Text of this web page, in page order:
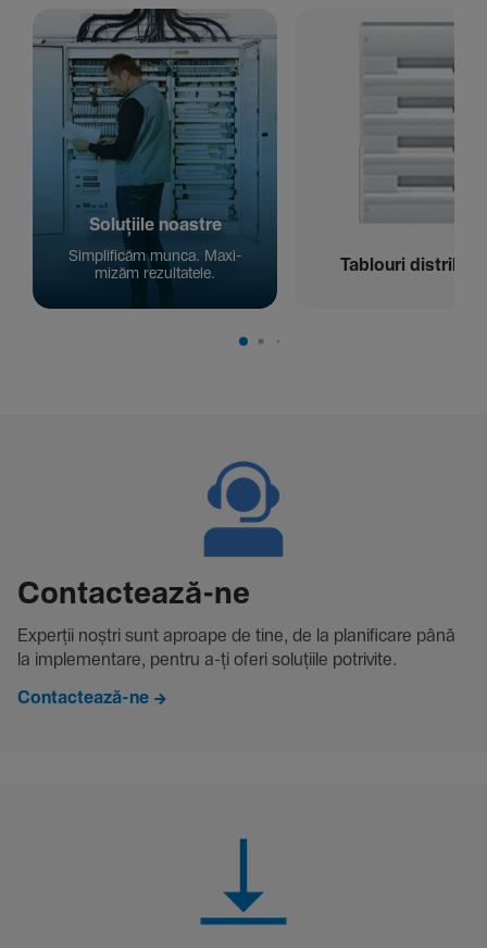
Solu­țiile noastre
Simpli­ficăm munca. Maxi­
mizăm rezul­ta­tele.
Tablouri
Contac­tează-ne
Experții noștri sunt aproape de tine, de la plani­fi­care până
la imple­men­tare, pentru a-ți oferi solu­țiile potri­vite.
Contactează-ne